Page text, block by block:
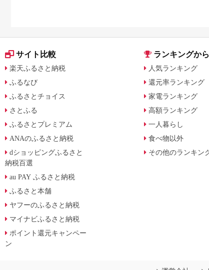
サイト比較
楽天ふるさと納税
ふるなび
ふるさとチョイス
さとふる
ふるさとプレミアム
ANAのふるさと納税
dショッピングふるさと
納税百選
au PAY ふるさと納税
ふるさと本舗
ヤフーのふるさと納税
マイナビふるさと納税
ポイント還元キャンペー
ン
ランキングか
人気ランキング
還元率ランキング
家電ランキング
高額ランキング
一人暮らし
食べ物以外
その他のランキン